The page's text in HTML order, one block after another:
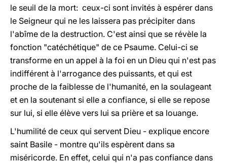
le seuil de la mort: ceux-ci sont invités à espérer dans
le Seigneur qui ne les laissera pas précipiter dans
l'abîme de la destruction. C'est ainsi que se révèle la
fonction "catéchétique" de ce Psaume. Celui-ci se
transforme en un appel à la foi en un Dieu qui n'est pas
indifférent à l'arrogance des puissants, et qui est
proche de la faiblesse de l'humanité, en la soulageant
et en la soutenant si elle a confiance, si elle se repose
sur lui, si elle élève vers lui sa prière et sa louange.
L'humilité de ceux qui servent Dieu - explique encore
saint Basile - montre qu'ils espèrent dans sa
miséricorde. En effet, celui qui n'a pas confiance dans